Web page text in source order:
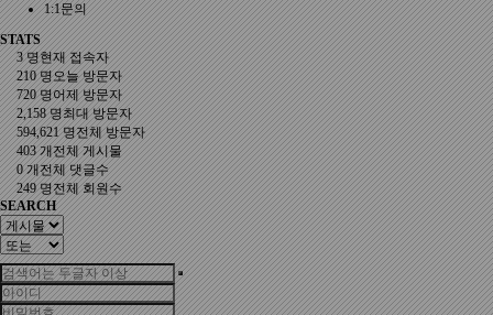
1:1문의
STATS
3 명현재 접속자
210 명오늘 방문자
720 명어제 방문자
2,158 명최대 방문자
594,621 명전체 방문자
403 개전체 게시물
0 개전체 댓글수
249 명전체 회원수
SEARCH